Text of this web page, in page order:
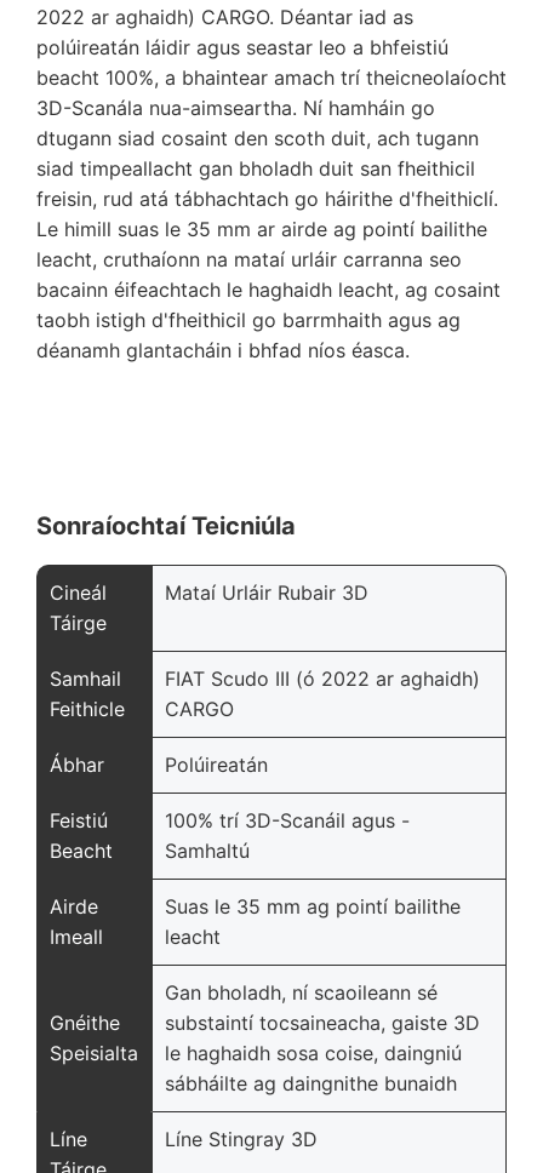
2022 ar aghaidh) CARGO. Déantar iad as
polúireatán láidir agus seastar leo a bhfeistiú
beacht 100%, a bhaintear amach trí theicneolaíocht
3D-Scanála nua-aimseartha. Ní hamháin go
dtugann siad cosaint den scoth duit, ach tugann
siad timpeallacht gan bholadh duit san fheithicil
freisin, rud atá tábhachtach go háirithe d'fheithiclí.
Le himill suas le 35 mm ar airde ag pointí bailithe
leacht, cruthaíonn na mataí urláir carranna seo
bacainn éifeachtach le haghaidh leacht, ag cosaint
taobh istigh d'fheithicil go barrmhaith agus ag
déanamh glantacháin i bhfad níos éasca.
Sonraíochtaí Teicniúla
Cineál
Táirge
Mataí Urláir Rubair 3D
Samhail
Feithicle
FIAT Scudo III (ó 2022 ar aghaidh)
CARGO
Ábhar Polúireatán
Feistiú
Beacht
100% trí 3D-Scanáil agus -
Samhaltú
Airde
Imeall
Suas le 35 mm ag pointí bailithe
leacht
Gnéithe
Speisialta
Gan bholadh, ní scaoileann sé
substaintí tocsaineacha, gaiste 3D
le haghaidh sosa coise, daingniú
sábháilte ag daingnithe bunaidh
Líne
Líne Stingray 3D